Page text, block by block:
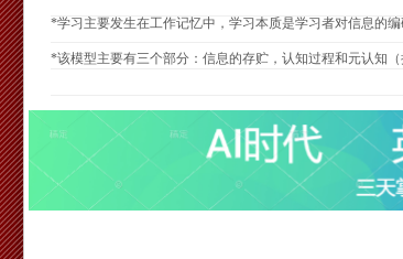
*学习主要发生在工作记忆中，学习本质是学习者对信息的
*该模型主要有三个部分：信息的存贮，认知过程和元认知（